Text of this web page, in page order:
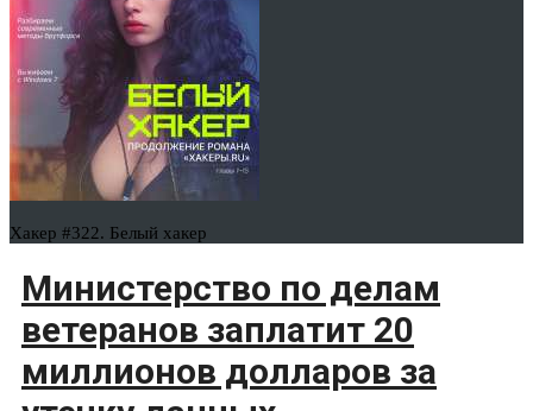
Хакер #322. Белый хакер
Министерство по делам
ветеранов заплатит 20
миллионов долларов за